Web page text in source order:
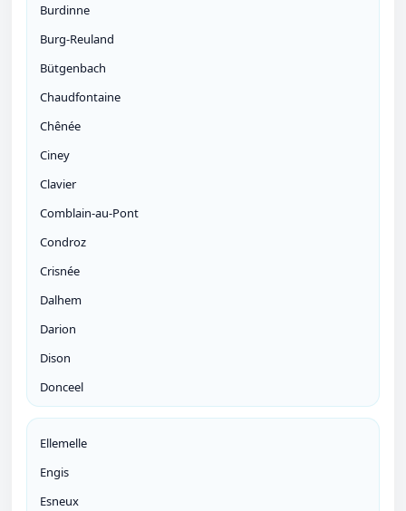
Burdinne
Burg-Reuland
Bütgenbach
Chaudfontaine
Chênée
Ciney
Clavier
Comblain-au-Pont
Condroz
Crisnée
Dalhem
Darion
Dison
Donceel
Ellemelle
Engis
Esneux